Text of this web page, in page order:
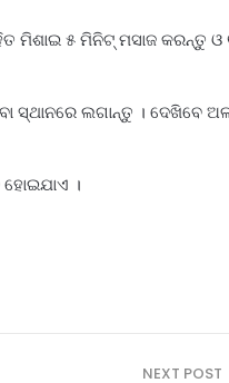
ମିଶାଇ ୫ ମିନିଟ୍‌ ମସାଜ କରନ୍ତୁ ଓ
ସ୍ଥାନରେ ଲଗାନ୍ତୁ । ଦେଖିବେ
।
NEXT POST